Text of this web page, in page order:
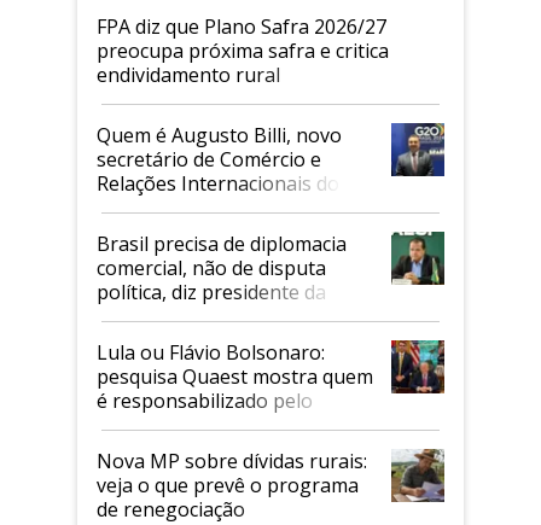
FPA diz que Plano Safra 2026/27
preocupa próxima safra e critica
endividamento rural
Quem é Augusto Billi, novo
secretário de Comércio e
Relações Internacionais do
Mapa
Brasil precisa de diplomacia
comercial, não de disputa
política, diz presidente da
Faesp
Lula ou Flávio Bolsonaro:
pesquisa Quaest mostra quem
é responsabilizado pelo
tarifaço dos EUA
Nova MP sobre dívidas rurais:
veja o que prevê o programa
de renegociação